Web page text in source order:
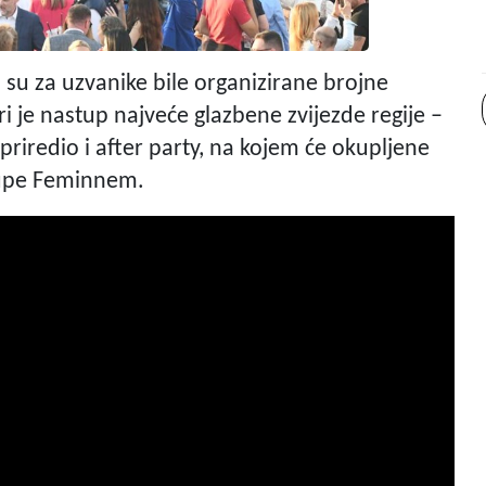
za uzvanike bile organizirane brojne
je nastup najveće glazbene zvijezde regije –
i after party, na kojem će okupljene
Feminnem.